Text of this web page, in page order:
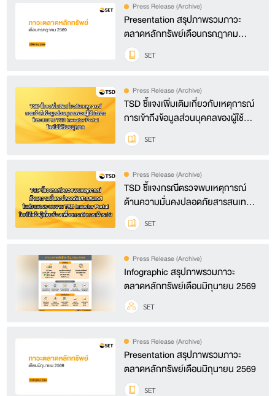
Press Release (Archive)
Presentation สรุปภาพรวมภาวะ
ตลาดหลักทรัพย์เดือนกรกฎาคม
2569
SET
Press Release (Archive)
TSD ชี้แจงเพิ่มเติมเกี่ยวกับเหตุการณ์
การเข้าถึงข้อมูลส่วนบุคคลของผู้ใช้
บริการในระบบงาน TSD Investor
Portal โดยไม่ได้รับอนุญาต
SET
Press Release (Archive)
TSD ชี้แจงกรณีตรวจพบเหตุการณ์
ด้านความมั่นคงปลอดภัยสารสนเทศใน
ส่วนของระบบงาน TSD Investor
Portal โดยได้แจ้งผู้เกี่ยวข้อง เพื่อยก
SET
Press Release (Archive)
Infographic สรุปภาพรวมภาวะ
ตลาดหลักทรัพย์เดือนมิถุนายน 2569
SET
Press Release (Archive)
Presentation สรุปภาพรวมภาวะ
ตลาดหลักทรัพย์เดือนมิถุนายน 2569
SET